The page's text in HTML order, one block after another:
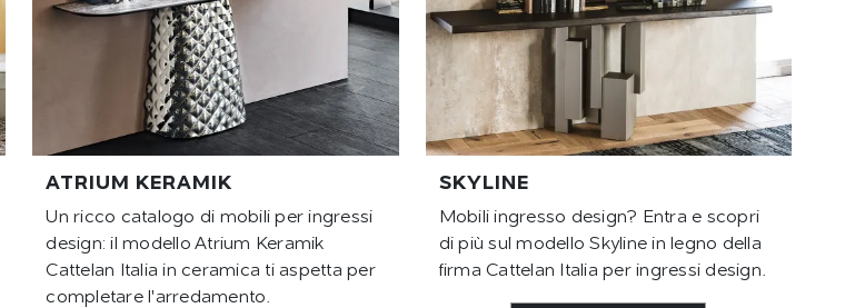
ATRIUM KERAMIK
Un ricco catalogo di mobili per ingressi
design: il modello Atrium Keramik
Cattelan Italia in ceramica ti aspetta per
completare l'arredamento.
SKYLINE
Mobili ingresso design? Entra e scopri
di più sul modello Skyline in legno della
firma Cattelan Italia per ingressi design.